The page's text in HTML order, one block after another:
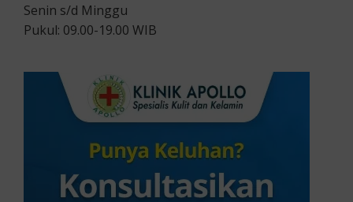
Senin s/d Minggu
Pukul: 09.00-19.00 WIB